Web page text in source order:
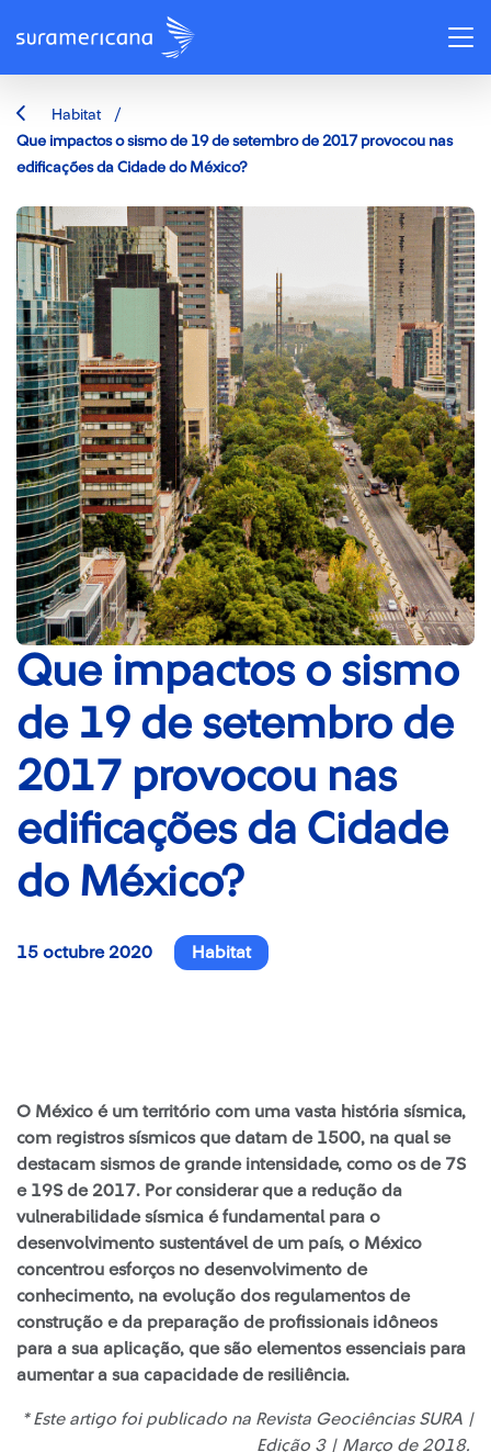
Habitat /
Que impactos o sismo de 19 de setembro de 2017 provocou nas
edificações da Cidade do México?
Que impactos o sismo
de 19 de setembro de
2017 provocou nas
edificações da Cidade
do México?
15 octubre 2020 Habitat
O México é um território com uma vasta história sísmica,
com registros sísmicos que datam de 1500, na qual se
destacam sismos de grande intensidade, como os de 7S
e 19S de 2017. Por considerar que a redução da
vulnerabilidade sísmica é fundamental para o
desenvolvimento sustentável de um país, o México
concentrou esforços no desenvolvimento de
conhecimento, na evolução dos regulamentos de
construção e da preparação de profissionais idôneos
para a sua aplicação, que são elementos essenciais para
aumentar a sua capacidade de resiliência.
*Este artigo foi publicado na Revista Geociências SURA |
Edição 3 | Março de 2018.